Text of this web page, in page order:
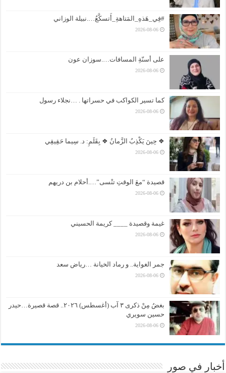
#فِي_هَذهِ_المَتاهةِ_أَتسكَّعُ….نبيلة الوزاني
2026-08-06
على أسنّةِ المسافات….سوزان عون
2026-08-06
كما تسير الكواكب في حسراتها . …نجلاء رسول
2026-08-06
❖ حِينَ يَكْذِبُ الزَّمانُ ❖ بِقَلَمِ: د. سِيما حَقِيقِي
2026-08-06
قصيدة “معَ الوقتِ تنْسى”….أحلام بن دريهم
2026-08-06
غيمة وقصيدة ____ كريمة الحسيني
2026-08-06
جمر الغواية.. و رماد الخيانة …رياض سعد
2026-08-06
بغضُ مِنْ ذكرى ٣ آب (أغسطس) ٢٠٢٦.. قصة قصيرة…حيدر
حسين سويري
2026-08-06
أخبار في صور